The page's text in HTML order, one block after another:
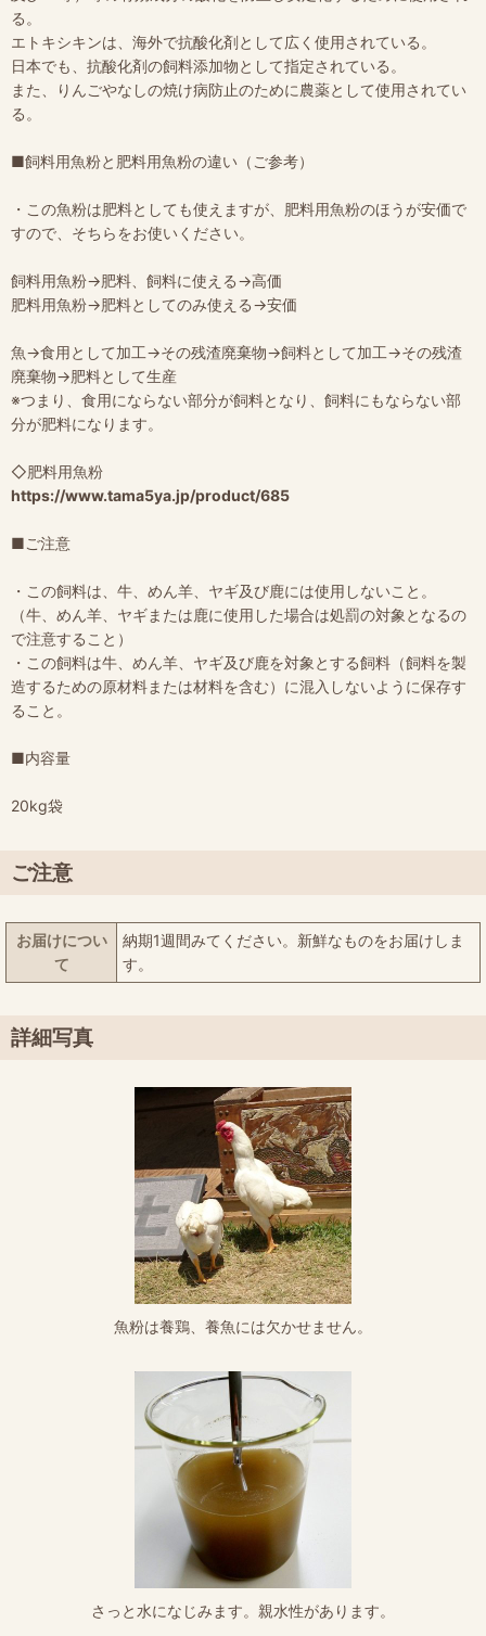
る。
エトキシキンは、海外で抗酸化剤として広く使用されている。
日本でも、抗酸化剤の飼料添加物として指定されている。
また、りんごやなしの焼け病防止のために農薬として使用されてい
る。
■飼料用魚粉と肥料用魚粉の違い（ご参考）
・この魚粉は肥料としても使えますが、肥料用魚粉のほうが安価で
すので、そちらをお使いください。
飼料用魚粉→肥料、飼料に使える→高価
肥料用魚粉→肥料としてのみ使える→安価
魚→食用として加工→その残渣廃棄物→飼料として加工→その残渣
廃棄物→肥料として生産
※つまり、食用にならない部分が飼料となり、飼料にもならない部
分が肥料になります。
◇肥料用魚粉
https://www.tama5ya.jp/product/685
■ご注意
・この飼料は、牛、めん羊、ヤギ及び鹿には使用しないこと。
（牛、めん羊、ヤギまたは鹿に使用した場合は処罰の対象となるの
で注意すること）
・この飼料は牛、めん羊、ヤギ及び鹿を対象とする飼料（飼料を製
造するための原材料または材料を含む）に混入しないように保存す
ること。
■内容量
20kg袋
ご注意
お届けについ
て
納期1週間みてください。新鮮なものをお届けしま
す。
詳細写真
魚粉は養鶏、養魚には欠かせません。
さっと水になじみます。親水性があります。